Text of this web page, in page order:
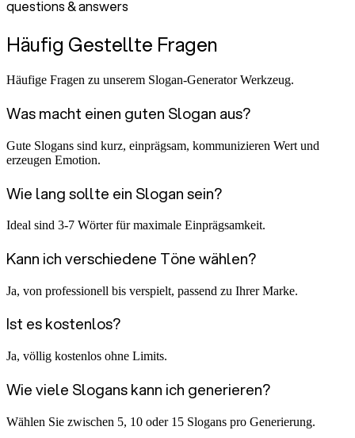
questions & answers
Häufig Gestellte Fragen
Häufige Fragen zu unserem Slogan-Generator Werkzeug.
Was macht einen guten Slogan aus?
Gute Slogans sind kurz, einprägsam, kommunizieren Wert und
erzeugen Emotion.
Wie lang sollte ein Slogan sein?
Ideal sind 3-7 Wörter für maximale Einprägsamkeit.
Kann ich verschiedene Töne wählen?
Ja, von professionell bis verspielt, passend zu Ihrer Marke.
Ist es kostenlos?
Ja, völlig kostenlos ohne Limits.
Wie viele Slogans kann ich generieren?
Wählen Sie zwischen 5, 10 oder 15 Slogans pro Generierung.